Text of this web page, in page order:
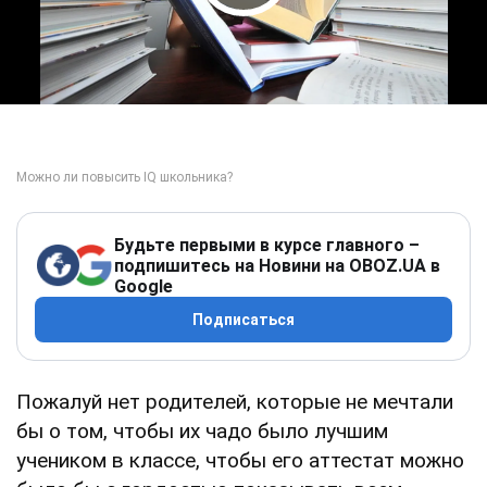
Будьте первыми в курсе главного –
подпишитесь на Новини на OBOZ.UA в
Google
Подписаться
Пожалуй нет родителей, которые не мечтали
бы о том, чтобы их чадо было лучшим
учеником в классе, чтобы его аттестат можно